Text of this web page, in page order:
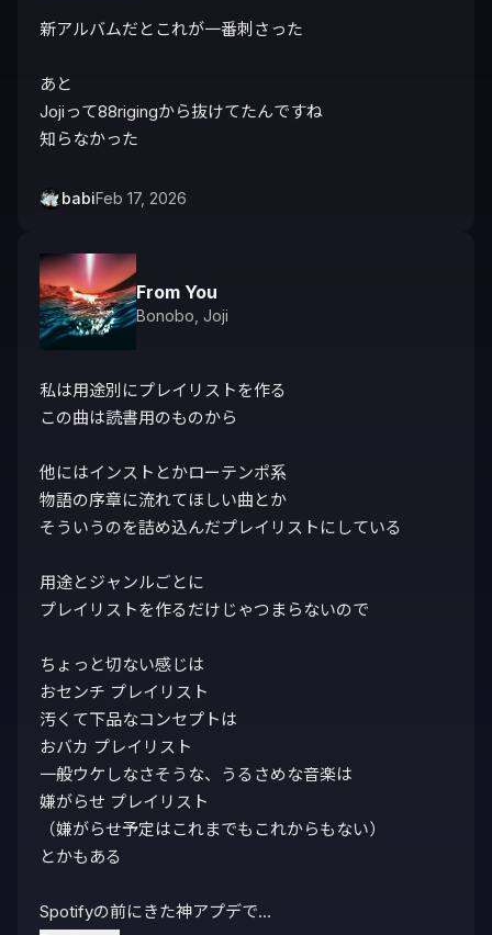
新アルバムだとこれが一番刺さった
あと
Jojiって88rigingから抜けてたんですね
babiFeb 17, 2026
From You
Bonobo Joji
私は用途別にプレイリストを作る
この曲は読書用のものから
他にはインストとかローテンポ系
物語の序章に流れてほしい曲とか
そういうのを詰め込んだプレイリストにしている
用途とジャンルごとに
プレイリストを作るだけじゃつまらないので
ちょっと切ない感じは
おセンチ プレイリスト
汚くて下品なコンセプトは
おバカ プレイリスト
一般ウケしなさそうな、うるさめな音楽は
嫌がらせ プレイリスト
（嫌がらせ予定はこれまでもこれからもない）
とかもある
Spotifyの前にきた神アプデで